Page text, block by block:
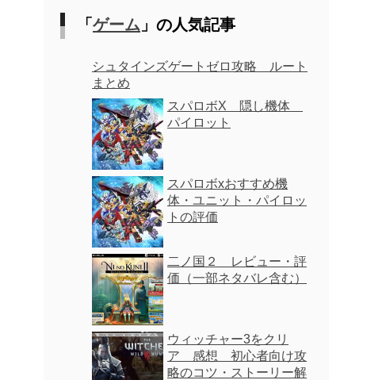
「 ゲーム 」の人気記事
シュタインズゲートゼロ攻略 ルート
まとめ
スパロボX 隠し機体
パイロット
スパロボxおすすめ機
体・ユニット・パイロッ
トの評価
二ノ国２ レビュー・評
価（一部ネタバレ含む）
ウィッチャー3をクリ
ア 感想 初心者向け攻
略のコツ・ストーリー解